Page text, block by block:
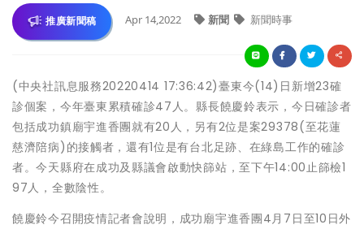
推廣新聞稿 Apr 14,2022 新聞 新聞時事
(中央社訊息服務20220414 17:36:42)臺東今(14)日新增23確
診個案，今年臺東累積確診47人。縣長饒慶鈴表示，今日確診者
包括成功鎮廟宇進香團就有20人，另有2位是案29378(至花蓮
慈濟陪病)的接觸者，還有1位是有台北足跡、在綠島工作的確診
者。今天縣府在成功及縣議會啟動快篩站，至下午14:00止篩檢1
97人，全數陰性。
饒慶鈴今召開疫情記者會說明，成功廟宇進香團4月7日至10日外